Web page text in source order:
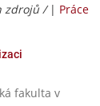
zdrojů / | Práce
fakulta v